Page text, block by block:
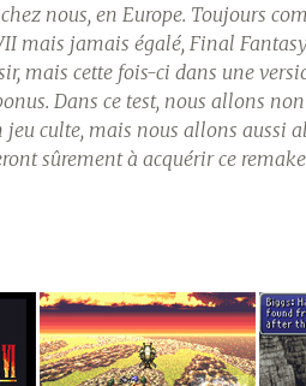
nous, en Europe. Toujours
mais jamais égalé, Final
mais cette fois-ci dans une
Dans ce test, nous allons
jeu culte, mais nous allons aussi
sûrement à acquérir ce